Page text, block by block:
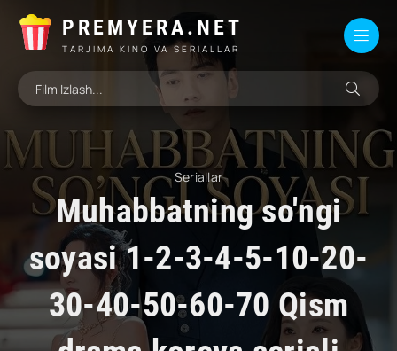
PREMYERA.NET
TARJIMA KINO VA SERIALLAR
Seriallar
Muhabbatning so'ngi
soyasi 1-2-3-4-5-10-20-
30-40-50-60-70 Qism